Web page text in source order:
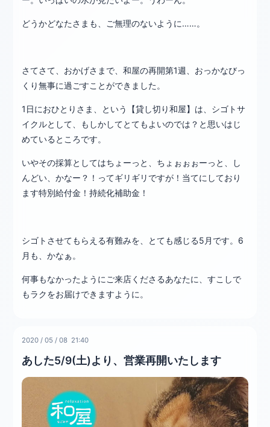
どうかどなたさまも、ご無理のないように……。
さてさて、おかげさまで、和屋の再開第1週、おっかなびっ
くり無事に過ごすことができました。
1日におひとりさま、という【貸し切り和屋】は、シゴトサ
イクルとして、もしかしてとてもよいのでは？と思いはじ
めているところです。
いやその採算としてはちょーっと、ちょぉぉぉーっと、し
んどい、かなー？！ってギリギリですが！当てにしており
ます特別給付金！持続化補助金！
シゴトさせてもらえる有難みを、とても感じる5月です。6
月も、かなぁ。
何事もなかったようにご来店くださるあなたに、すこしで
もラクをお届けできますように。
2020 /05 /08 21:40
あした5/9(土)より、営業再開いたします